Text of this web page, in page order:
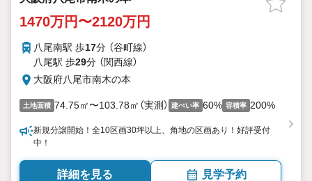
1470万円〜2120万円
八尾南駅 歩17分 （谷町線）
八尾駅 歩29分 （関西線）
大阪府八尾市南木の本
土地面積 74.75㎡〜103.78㎡（実測） 建ぺい率 60% 容積率 200%
新規分譲開始！全10区画30坪以上、角地の区画あり！好評受付
中！
詳細を見る 見学予約